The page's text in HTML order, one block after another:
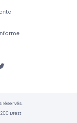
réservés.
Brest